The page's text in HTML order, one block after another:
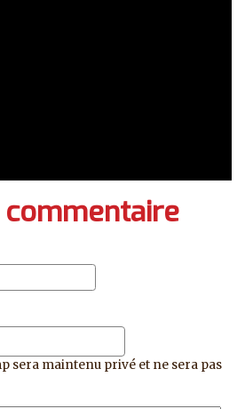
sera maintenu privé et ne sera pas